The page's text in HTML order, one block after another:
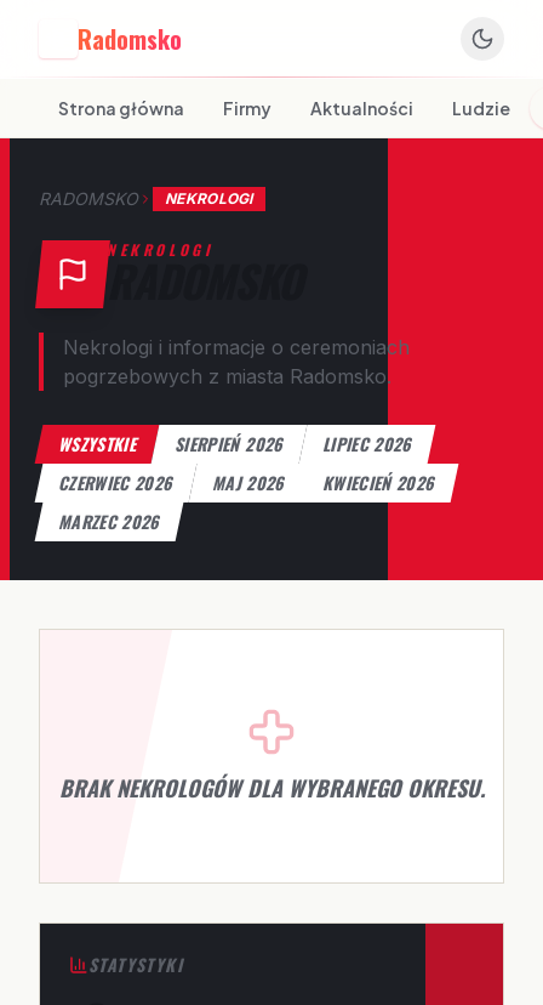
Radomsko
Strona główna Firmy Aktualności Ludzie
RADOMSKO NEKROLOGI
NEKROLOGI
RADOMSKO
Nekrologi i informacje o ceremoniach
pogrzebowych z miasta Radomsko.
WSZYSTKIE SIERPIEŃ 2026
LIPIEC 2026
CZERWIEC 2026
MAJ 2026
KWIECIEŃ 2026
MARZEC 2026
BRAK NEKROLOGÓW DLA WYBRANEGO OKRESU.
STATYSTYKI